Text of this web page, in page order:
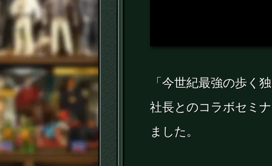
「今世紀最強の歩く
社長とのコラボセミ
ました。